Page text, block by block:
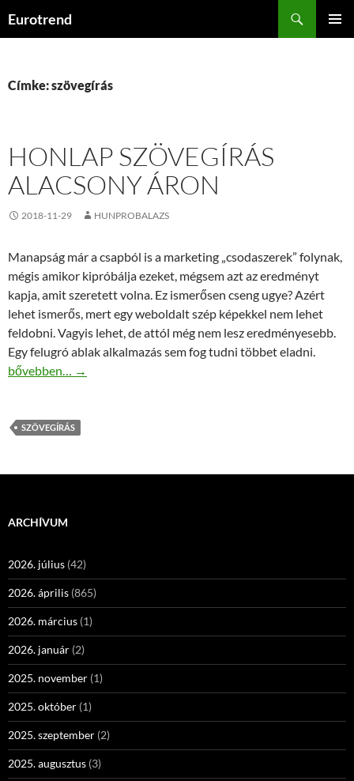
Eurotrend
Címke: szövegírás
HONLAP SZÖVEGÍRÁS
ALACSONY ÁRON
2018-11-29 HUNPROBALAZS
Manapság már a csapból is a marketing „csodaszerek” folynak,
mégis amikor kipróbálja ezeket, mégsem azt az eredményt
kapja, amit szeretett volna. Ez ismerősen cseng ugye? Azért
lehet ismerős, mert egy weboldalt szép képekkel nem lehet
feldobni. Vagyis lehet, de attól még nem lesz eredményesebb.
Egy felugró ablak alkalmazás sem fog tudni többet eladni.
Honlap szövegírás alacsony áron
bővebben… →
SZÖVEGÍRÁS
ARCHÍVUM
2026. július (42)
2026. április (865)
2026. március (1)
2026. január (2)
2025. november (1)
2025. október (1)
2025. szeptember (2)
2025. augusztus (3)